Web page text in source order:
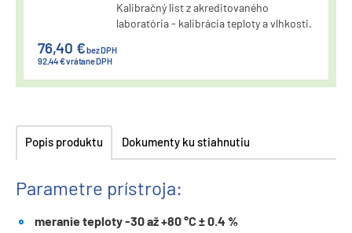
Kalibračný list z akreditovaného
laboratória - kalibrácia teploty a vlhkosti.
76,40 €bez DPH
92,44 € vrátane DPH
Popis produktu Dokumenty ku stiahnutiu
Parametre prístroja:
meranie teploty -30 až +80 °C ± 0.4 %